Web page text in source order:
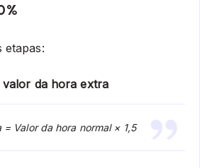
etapas:
valor da hora extra
= Valor da hora normal × 1,5